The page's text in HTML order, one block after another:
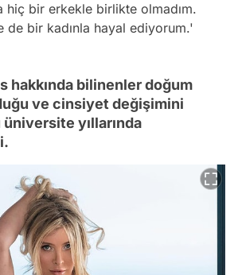
hiç bir erkekle birlikte olmadım.
de bir kadınla hayal ediyorum.'
hakkında bilinenler doğum
ve cinsiyet değişimini
yıllarında